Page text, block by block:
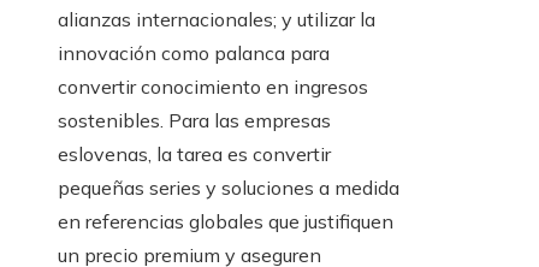
alianzas internacionales; y utilizar la
innovación como palanca para
convertir conocimiento en ingresos
sostenibles. Para las empresas
eslovenas, la tarea es convertir
pequeñas series y soluciones a medida
en referencias globales que justifiquen
un precio premium y aseguren